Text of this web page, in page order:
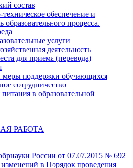
состав
обеспечение и
образовательного процесса.
услуги
деятельность
для приема (перевода)
меры поддержки обучающихся
сотрудничество
в образовательной
РАБОТА
России от 07.07.2015 № 692
в Порядок проведения